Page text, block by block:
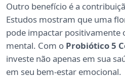
Outro benefício é a
Estudos mostram que uma
pode impactar positivamente
mental. Com o Probiótico 5
investe não apenas em sua
em seu bem-estar emocional.